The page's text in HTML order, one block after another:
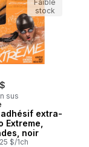
sus
adhésif extra-
Extreme,
noir
$/1ch
Faible
stock